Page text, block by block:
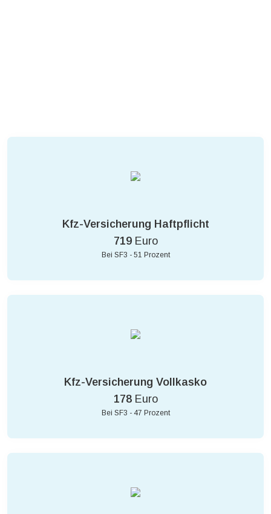
Kfz-Versicherung Haftpflicht
719 Euro
Bei SF3 - 51 Prozent
Kfz-Versicherung Vollkasko
178Euro
Bei SF3 - 47 Prozent